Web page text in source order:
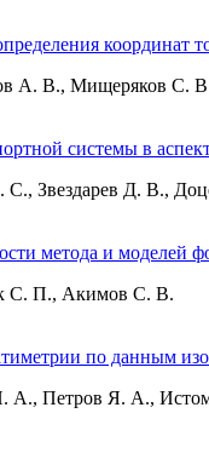
координат
А. В., Мищеряков С.
системы в
Звездарев Д. В.,
метода и моделей
С. П., Акимов С. В.
по данным
А., Петров Я. А.,